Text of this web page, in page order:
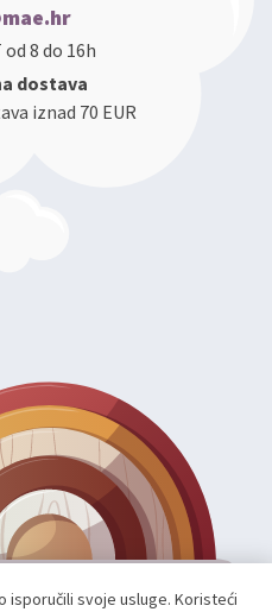
od 8 do 16h
dostava
iznad 70 EUR
isporučili svoje usluge. Koristeći